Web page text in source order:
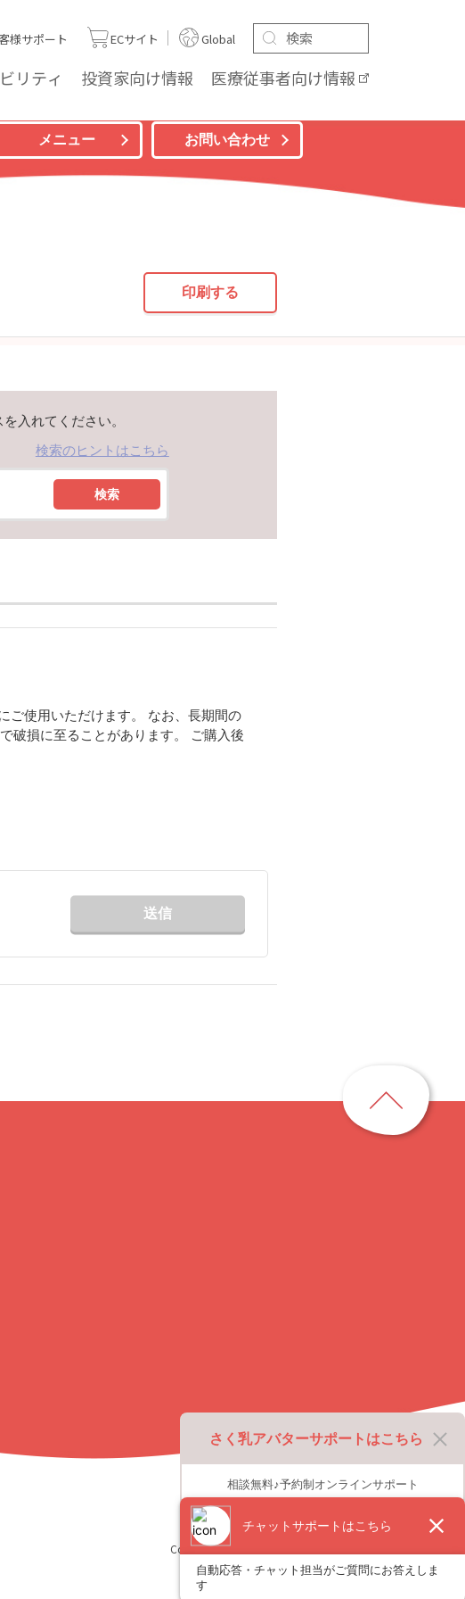
ビリティ 投資家向け情報 医療従事者向け情報
様サポート ECサイト Global
メニュー お問い合わせ
印刷する
入れてください。
検索のヒントはこちら
検索
ご使用いただけます。 なお、長期間の
破損に至ることがあります。 ご購入後
送信
Copyright © Pigeon Corporation All Rights Reserved.
ジ
さく乳アバターサポートはこちら
相談無料♪予約制オンラインサポート